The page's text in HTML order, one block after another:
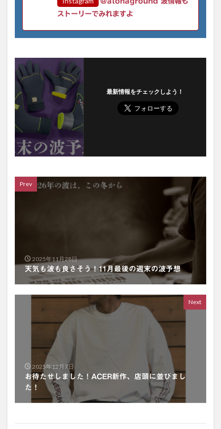
ストーリーでみれますよ
最新情報をチェックしよう！
Prev
2025年11月28日
天気も波も良さそう！11月最後の週末の波予想
Next
2025年12月7日
お待たせしました！ACER新作、店頭に並びまし
た！